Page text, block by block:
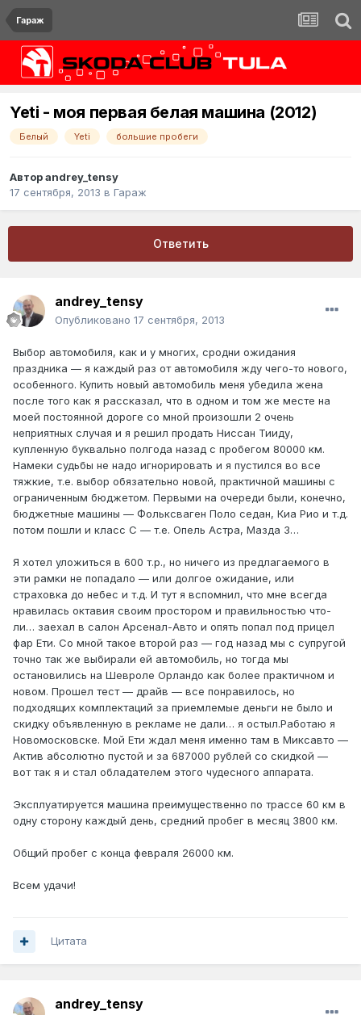
Гараж
Yeti - моя первая белая машина (2012)
Белый Yeti большие пробеги
Авторandrey_tensy
17 сентября, 2013 в Гараж
Ответить
andrey_tensy
Опубликовано 17 сентября, 2013
Выбор автомобиля, как и у многих, сродни ожидания
праздника — я каждый раз от автомобиля жду чего-то нового,
особенного. Купить новый автомобиль меня убедила жена
после того как я рассказал, что в одном и том же месте на
моей постоянной дороге со мной произошли 2 очень
неприятных случая и я решил продать Ниссан Тииду,
купленную буквально полгода назад с пробегом 80000 км.
Намеки судьбы не надо игнорировать и я пустился во все
тяжкие, т.е. выбор обязательно новой, практичной машины с
ограниченным бюджетом. Первыми на очереди были, конечно,
бюджетные машины — Фольксваген Поло седан, Киа Рио и т.д.
потом пошли и класс С — т.е. Опель Астра, Мазда 3…
Я хотел уложиться в 600 т.р., но ничего из предлагаемого в
эти рамки не попадало — или долгое ожидание, или
страховка до небес и т.д. И тут я вспомнил, что мне всегда
нравилась октавия своим простором и правильностью что-
ли… заехал в салон Арсенал-Авто и опять попал под прицел
фар Ети. Со мной такое второй раз — год назад мы с супругой
точно так же выбирали ей автомобиль, но тогда мы
остановились на Шевроле Орландо как более практичном и
новом. Прошел тест — драйв — все понравилось, но
подходящих комплектаций за приемлемые деньги не было и
скидку объявленную в рекламе не дали… я остыл.Работаю я
Новомосковске. Мой Ети ждал меня именно там в Миксавто —
Актив абсолютно пустой и за 687000 рублей со скидкой —
вот так я и стал обладателем этого чудесного аппарата.
Эксплуатируется машина преимущественно по трассе 60 км в
одну сторону каждый день, средний пробег в месяц 3800 км.
Общий пробег с конца февраля 26000 км.
Всем удачи!
Цитата
andrey_tensy